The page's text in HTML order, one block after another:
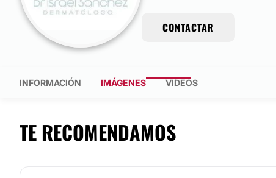
CONTACTAR
INFORMACIÓN IMÁGENES VIDEOS
TE RECOMENDAMOS